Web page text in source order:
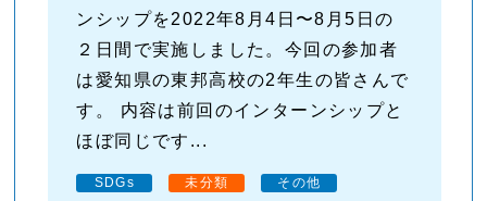
ンシップを2022年8月4日〜8月5日の
２日間で実施しました。今回の参加者
は愛知県の東邦高校の2年生の皆さんで
す。 内容は前回のインターンシップと
ほぼ同じです...
SDGs 未分類 その他